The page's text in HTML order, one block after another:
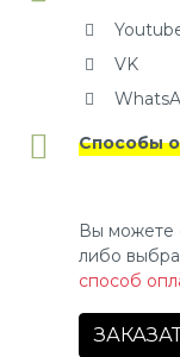
VK
Способы
Вы можете
либо
способ